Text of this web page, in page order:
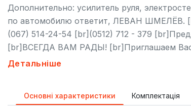
Дополнительно: усилитель руля,
по автомобилю ответит, ЛЕВАН ШМЕЛЁВ.
(067) 514-24-54 [br](0512) 712 - 379
[br]ВСЕГДА ВАМ РАДЫ! [br]Приглашаем Вас
предварительно записавшись.
Детальніше
Основні характеристики Комплектація